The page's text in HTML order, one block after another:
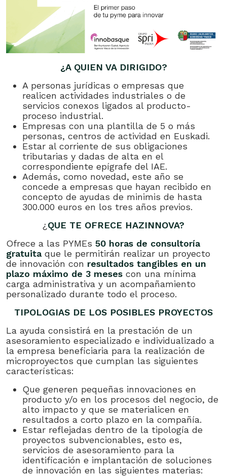
¿A QUIEN VA DIRIGIDO?
A personas jurídicas o empresas que
realicen actividades industriales o de
servicios conexos ligados al producto-
proceso industrial.
Empresas con una plantilla de 5 o más
personas, centros de actividad en Euskadi.
Estar al corriente de sus obligaciones
tributarias y dadas de alta en el
correspondiente epígrafe del IAE.
Además, como novedad, este año se
concede a empresas que hayan recibido en
concepto de ayudas de minimis de hasta
300.000 euros en los tres años previos.
¿ QUE TE OFRECE HAZINNOVA?
Ofrece a las PYMEs 50 horas de consultoría
gratuitaque le permitirán realizar un proyecto
de innovación con resultados tangibles en un
plazo máximo de 3 meses con una mínima
carga administrativa y un acompañamiento
personalizado durante todo el proceso.
TIPOLOGIAS DE LOS POSIBLES PROYECTOS
La ayuda consistirá en la prestación de un
asesoramiento especializado e individualizado a
la empresa beneficiaria para la realización de
microproyectos que cumplan las siguientes
características:
Que generen pequeñas innovaciones en
producto y/o en los procesos del negocio, de
alto impacto y que se materialicen en
resultados a corto plazo en la compañía.
Estar reflejadas dentro de la tipología de
proyectos subvencionables, esto es,
servicios de asesoramiento para la
identificación e implantación de soluciones
de innovación en las siguientes materias: